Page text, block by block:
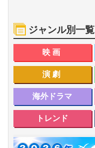
ジャンル別一覧
映画
演劇
海外ドラマ
トレンド